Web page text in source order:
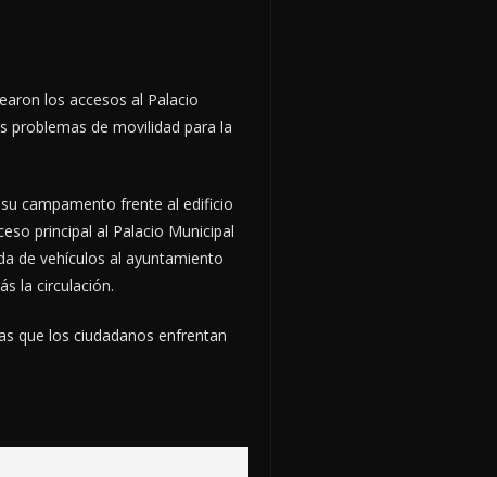
los accesos al Palacio
problemas de movilidad para la
campamento frente al edificio
principal al Palacio Municipal
de vehículos al ayuntamiento
la circulación.
que los ciudadanos enfrentan